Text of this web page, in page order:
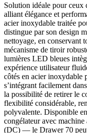
Solution idéale pour ceux
alliant élégance et
acier inoxydable traitée
distingue par son design
nettoyage, en conservant
mécanisme de tiroir
lumières LED bleues
expérience utilisateur
côtés en acier inoxydable
s’intégrant facilement
la possibilité de retirer le
flexibilité considérable,
polyvalente. Disponible
congélateur avec
(DC) — le Drawer 70 peut